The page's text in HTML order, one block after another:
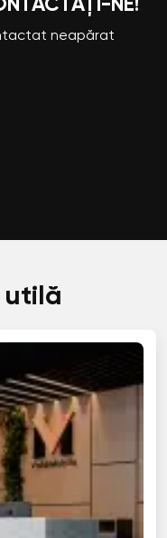
NE!
neapărat
utilă